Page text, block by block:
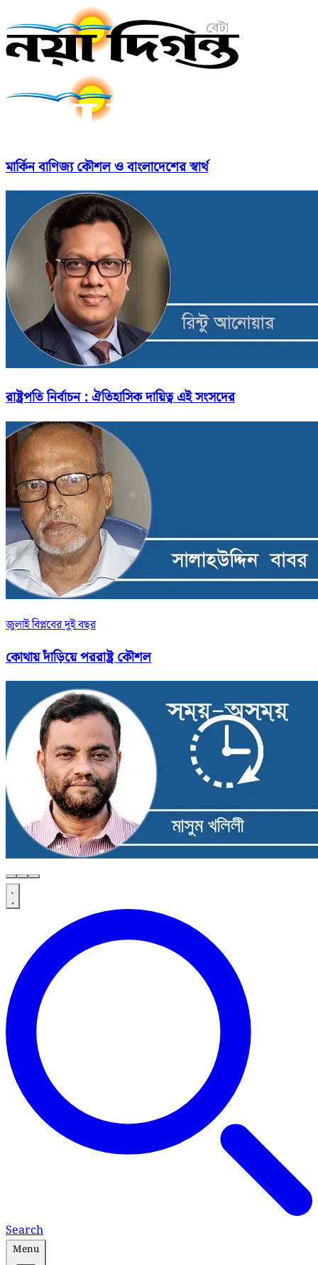
মার্কিন বাণিজ্য কৌশল ও বাংলাদেশের স্বার্থ
রাষ্ট্রপতি নির্বাচন : ঐতিহাসিক দায়িত্ব এই সংসদের
জুলাই বিপ্লবের দুই বছর
কোথায় দাঁড়িয়ে পররাষ্ট্র কৌশল
Search
Menu